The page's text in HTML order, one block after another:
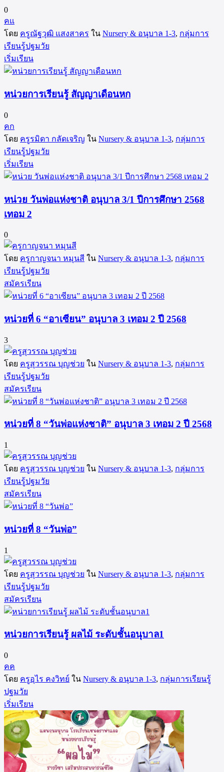
0
คแ
โดย ครูณัฐวุฒิ แสงสาคร ใน Nursery & อนุบาล 1-3, กลุ่มการ
เรียนรู้ปฐมวัย
เริ่มเรียน
หน่วยการเรียนรู้ สัญญาเดือนหก
0
คก
โดย ครูรมิดา กลัดเจริญ ใน Nursery & อนุบาล 1-3, กลุ่มการ
เรียนรู้ปฐมวัย
เริ่มเรียน
หน่วย วันพ่อแห่งชาติ อนุบาล 3/1 ปีการศึกษา 2568
เทอม 2
0
โดย ครูกาญจนา หมุนสี ใน Nursery & อนุบาล 1-3, กลุ่มการ
เรียนรู้ปฐมวัย
สมัครเรียน
หน่วยที่ 6 “อาเซียน” อนุบาล 3 เทอม 2 ปี 2568
3
โดย ครูสุวรรณ บุญช่วย ใน Nursery & อนุบาล 1-3, กลุ่มการ
เรียนรู้ปฐมวัย
สมัครเรียน
หน่วยที่ 8 “วันพ่อแห่งชาติ” อนุบาล 3 เทอม 2 ปี 2568
1
โดย ครูสุวรรณ บุญช่วย ใน Nursery & อนุบาล 1-3, กลุ่มการ
เรียนรู้ปฐมวัย
สมัครเรียน
หน่วยที่ 8 “วันพ่อ”
1
โดย ครูสุวรรณ บุญช่วย ใน Nursery & อนุบาล 1-3, กลุ่มการ
เรียนรู้ปฐมวัย
สมัครเรียน
หน่วยการเรียนรู้ ผลไม้ ระดับชั้นอนุบาล1
0
คค
โดย ครูอุไร คงวิทย์ ใน Nursery & อนุบาล 1-3, กลุ่มการเรียนรู้
ปฐมวัย
เริ่มเรียน